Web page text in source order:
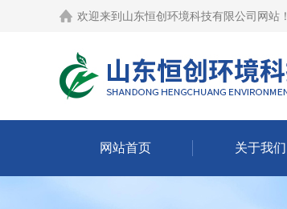
欢迎来到 山东恒创环境科技有限公司网站 ！
网站首页 关于我们